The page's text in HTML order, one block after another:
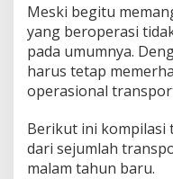
a
l
a
m
T
a
u
n
B
a
Meski begitu
yang beroperasi
pada umumnya.
harus tetap
operasional
Berikut ini kompilasi
dari sejumlah
malam tahun baru.